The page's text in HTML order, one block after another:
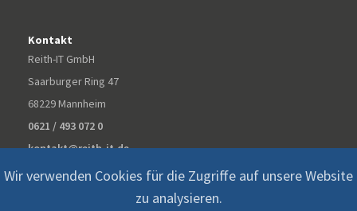
Kontakt
Reith-IT GmbH
Saarburger Ring 47
68229 Mannheim
0621 / 493 072 0
kontakt@reith-it.de
Wir verwenden Cookies für die Zugriffe auf unsere Website
zu analysieren.